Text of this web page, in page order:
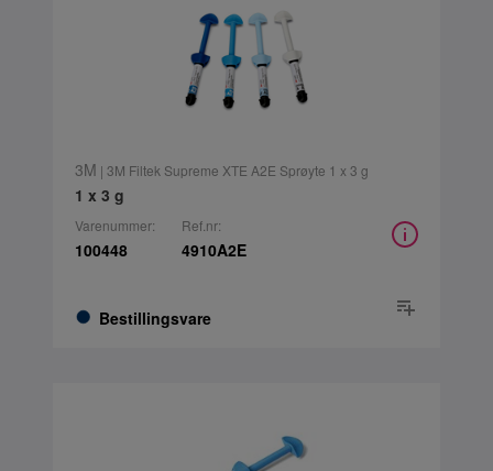
3M | 3M Filtek Supreme XTE A2E Sprøyte 1 x 3 g
1 x 3 g
Varenummer:
100448
Bestillingsvare
Ref.nr:
4910A2E